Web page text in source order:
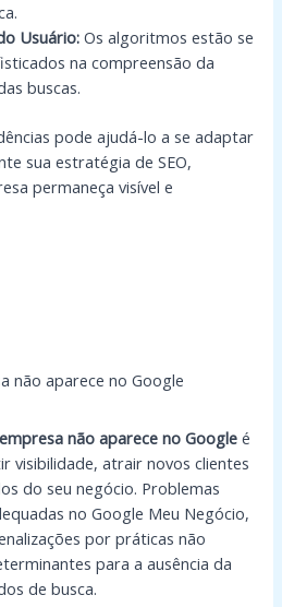
Usuário: Os algoritmos estão se
na compreensão da
buscas.
pode ajudá-lo a se adaptar
sua estratégia de SEO,
permaneça visível e
não aparece no Google é
visibilidade, atrair novos clientes
do seu negócio. Problemas
no Google Meu Negócio,
por práticas não
para a ausência da
de busca.